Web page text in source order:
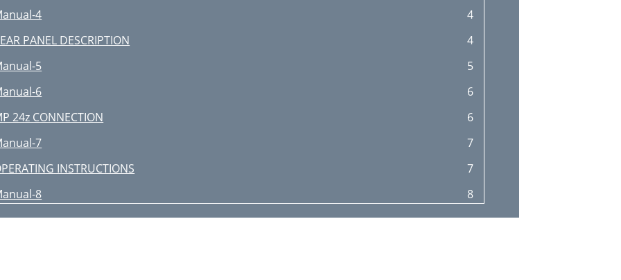
4
4
PANEL DESCRIPTION
4
5
5
6
6
24z CONNECTION
6
7
7
INSTRUCTIONS
7
8
8
NOTE
8